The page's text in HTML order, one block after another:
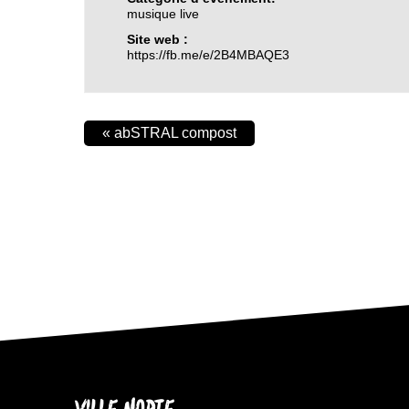
musique live
Site web :
https://fb.me/e/2B4MBAQE3
« abSTRAL compost